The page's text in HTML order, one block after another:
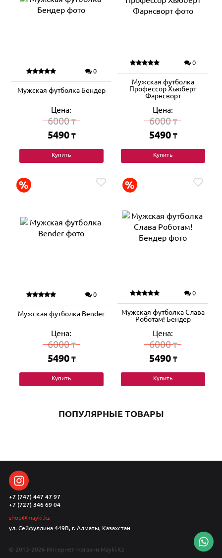
0
Мужская футболка Бендер
Цена:
6000₸
5490 ₸
Купить
0
Мужская футболка
Профессор Хьюберт
Фарнсворт
Цена:
6000₸
5490 ₸
Купить
0
Мужская футболка Bender
Цена:
6000₸
5490 ₸
Купить
0
Мужская футболка Слава
Роботам! Бендер
Цена:
6000₸
5490 ₸
Купить
ПОПУЛЯРНЫЕ ТОВАРЫ
+7 (747) 447 47 97
+7 (727) 346 69 04
shop@mayki.kz
ул. Сейфуллина 449В, г. Алматы, Казахстан
© 2013-2026 Интернет-магазин Mayki.Kz